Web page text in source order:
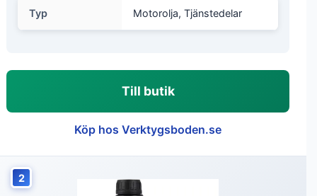
Typ Motorolja, Tjänstedelar
Till butik
Köp hos Verktygsboden.se
2